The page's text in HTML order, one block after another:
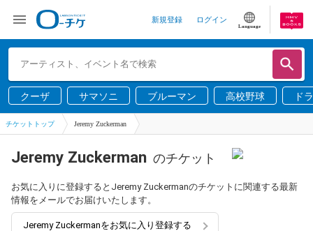
新規登録 ログイン
Language
クーザ サマソニ ブルーマン 高校野球 ド
チケットトップ Jeremy Zuckerman
Jeremy Zuckerman のチケット
お気に入りに登録するとJeremy Zuckermanのチケットに関連する最新
情報をメールでお届けいたします。
Jeremy Zuckermanをお気に入り登録する